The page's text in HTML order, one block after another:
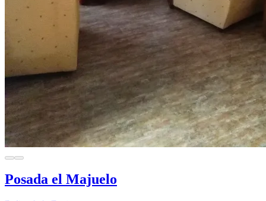
Posada el Majuelo